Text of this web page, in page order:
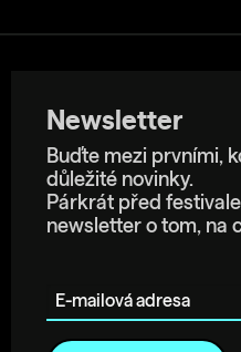
Newsletter
Buďte mezi prvními,
důležité novinky.
Párkrát před
newsletter o tom, na